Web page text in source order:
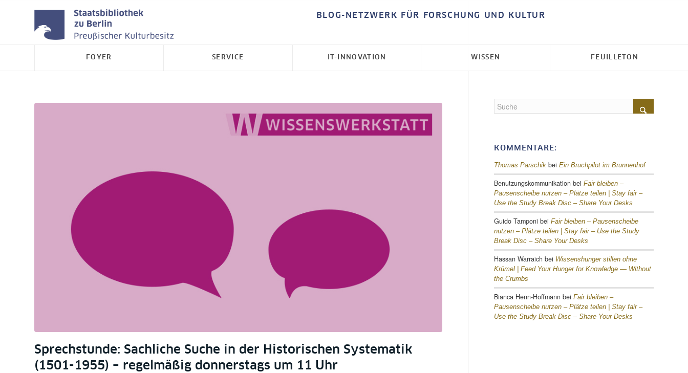
BLOG-NETZWERK FÜR FORSCHUNG UND KULTUR
FOYER SERVICE IT-INNOVATION WISSEN FEUILLETON
Sprechstunde: Sachliche Suche in der Historischen Systematik
(1501-1955) – regelmäßig donnerstags um 11 Uhr
KOMMENTARE:
Thomas Parschik bei Ein Bruchpilot im Brunnenhof
Benutzungskommunikation bei Fair bleiben –
Pausenscheibe nutzen – Plätze teilen | Stay fair –
Use the Study Break Disc – Share Your Desks
Guido Tamponi bei Fair bleiben – Pausenscheibe
nutzen – Plätze teilen | Stay fair – Use the Study
Break Disc – Share Your Desks
Hassan Warraich bei Wissenshunger stillen ohne
Krümel | Feed Your Hunger for Knowledge — Without
the Crumbs
Bianca Henn-Hoffmann bei Fair bleiben –
Pausenscheibe nutzen – Plätze teilen | Stay fair –
Use the Study Break Disc – Share Your Desks